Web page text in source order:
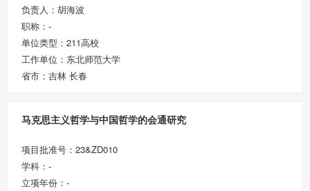
负责人：胡海波
职称：-
单位类型：211高校
工作单位：东北师范大学
省市：吉林 长春
马克思主义哲学与中国哲学的会通研究
项目批准号：23&ZD010
学科：-
立项年份：-